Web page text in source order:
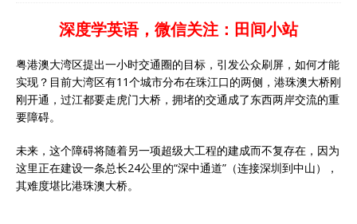
深度学英语，微信关注：田间小站
粤港澳大湾区提出一小时交通圈的目标，引发公众刷屏，如何才能
实现？目前大湾区有11个城市分布在珠江口的两侧，港珠澳大桥刚
刚开通，过江都要走虎门大桥，拥堵的交通成了东西两岸交流的重
要障碍。
未来，这个障碍将随着另一项超级大工程的建成而不复存在，因为
这里正在建设一条总长24公里的“深中通道”（连接深圳到中山），
其难度堪比港珠澳大桥。